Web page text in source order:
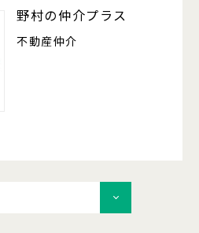
野村の仲介プラス
不動産仲介